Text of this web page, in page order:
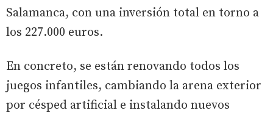
Salamanca, con una inversión total en torno a
los 227.000 euros.
En concreto, se están renovando todos los
juegos infantiles, cambiando la arena exterior
por césped artificial e instalando nuevos